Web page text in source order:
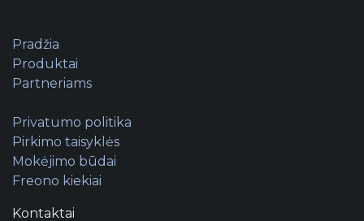
Pradžia
Produktai
Partneriams
Privatumo politika
Pirkimo taisyklės
Mokėjimo būdai
Freono kiekiai
Kontaktai